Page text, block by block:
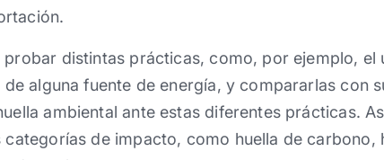
distintas prácticas, como, por ejemplo, el
alguna fuente de energía, y compararlas con
ambiental ante estas diferentes prácticas.
de impacto, como huella de carbono,